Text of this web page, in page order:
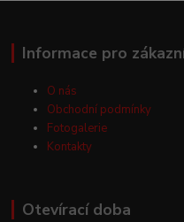
Informace pro
O nás
Obchodní podmínky
Fotogalerie
Kontakty
Otevírací doba